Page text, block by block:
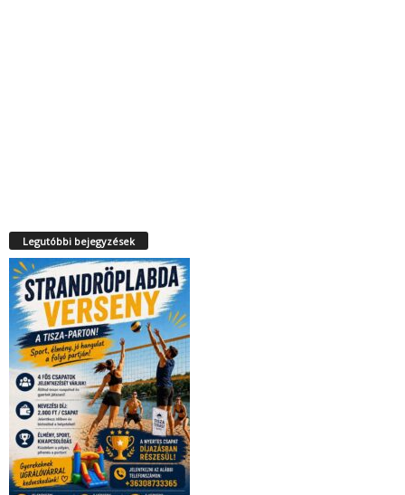
Legutóbbi bejegyzések